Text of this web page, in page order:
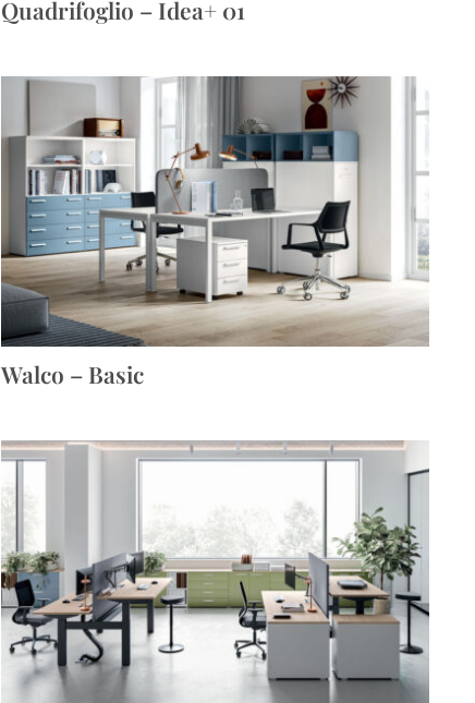
Quadrifoglio – Idea+ 01
Walco – Basic